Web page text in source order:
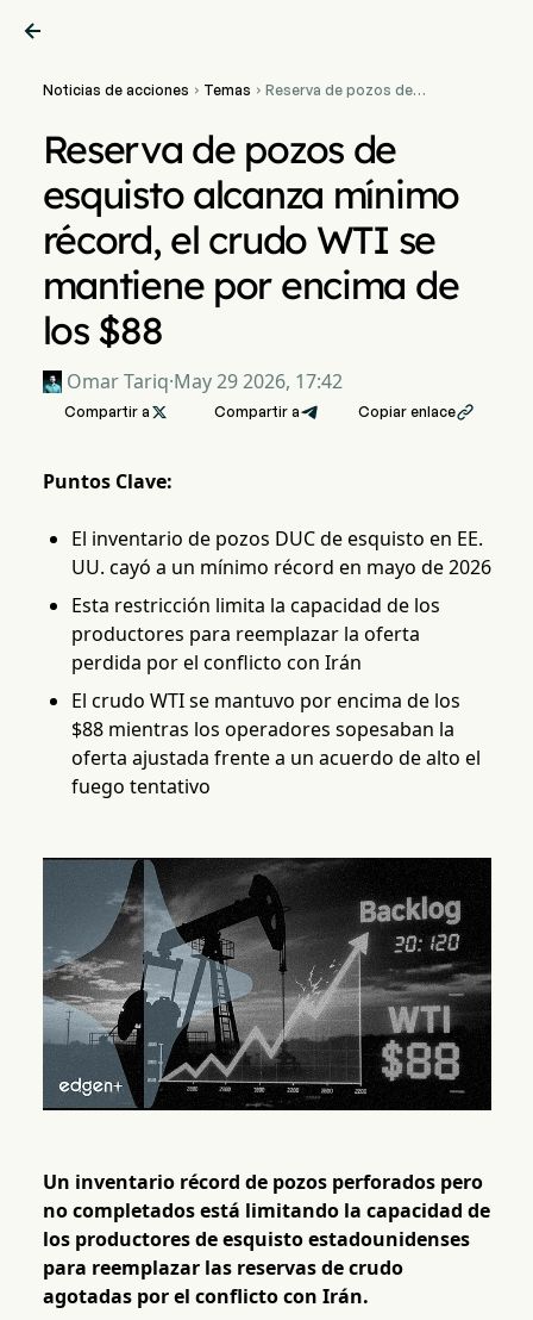

Noticias de acciones  Temas  Reserva de pozos de
mantiene por encima de
los $88
Reserva de pozos de
esquisto alcanza mínimo
récord, el crudo WTI se
mantiene por encima de
los $88
Omar Tariq·May 29 2026, 17:42
Compartir a  Compartir a Copiar enlace
Puntos Clave:
El inventario de pozos DUC de esquisto en EE.
UU. cayó a un mínimo récord en mayo de 2026
Esta restricción limita la capacidad de los
productores para reemplazar la oferta
perdida por el conflicto con Irán
El crudo WTI se mantuvo por encima de los
$88 mientras los operadores sopesaban la
oferta ajustada frente a un acuerdo de alto el
fuego tentativo
Un inventario récord de pozos perforados pero
no completados está limitando la capacidad de
los productores de esquisto estadounidenses
para reemplazar las reservas de crudo
agotadas por el conflicto con Irán.